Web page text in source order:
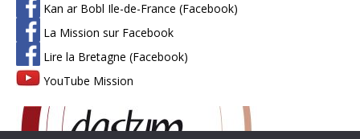
Kan ar Bobl Ile-de-France (Facebook)
La Mission sur Facebook
Lire la Bretagne (Facebook)
YouTube Mission